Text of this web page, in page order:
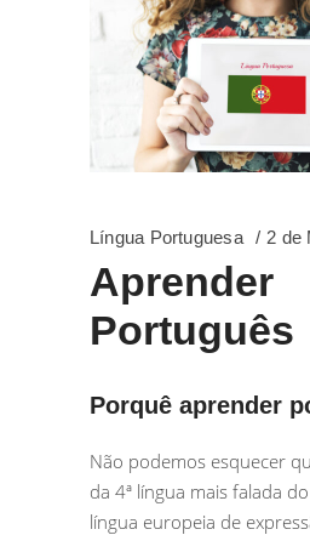
Língua Portuguesa 2 de
Aprender
Português
Porquê aprender
Não podemos esquecer
da 4ª língua mais falada
língua europeia de